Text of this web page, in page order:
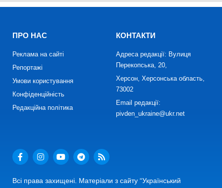
ПРО НАС
Реклама на сайті
Репортажі
Умови користування
Конфіденційність
Редакційна політика
КОНТАКТИ
Адреса редакції: Вулиця
Перекопська, 20,
Херсон, Херсонська область,
73002
Email редакції:
pivden_ukraine@ukr.net
Всі права захищені. Матеріали з сайту “Український